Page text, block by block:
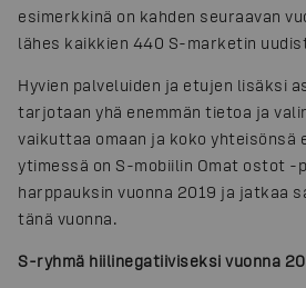
esimerkkinä on kahden seuraavan
lähes kaikkien 440 S-marketin
Hyvien palveluiden ja etujen lisäksi
tarjotaan yhä enemmän tietoa ja
vaikuttaa omaan ja koko yhteisönsä
ytimessä on S-mobiilin Omat ostot -
harppauksin vuonna 2019 ja jatkaa
tänä vuonna.
S-ryhmä hiilinegatiiviseksi vuonna